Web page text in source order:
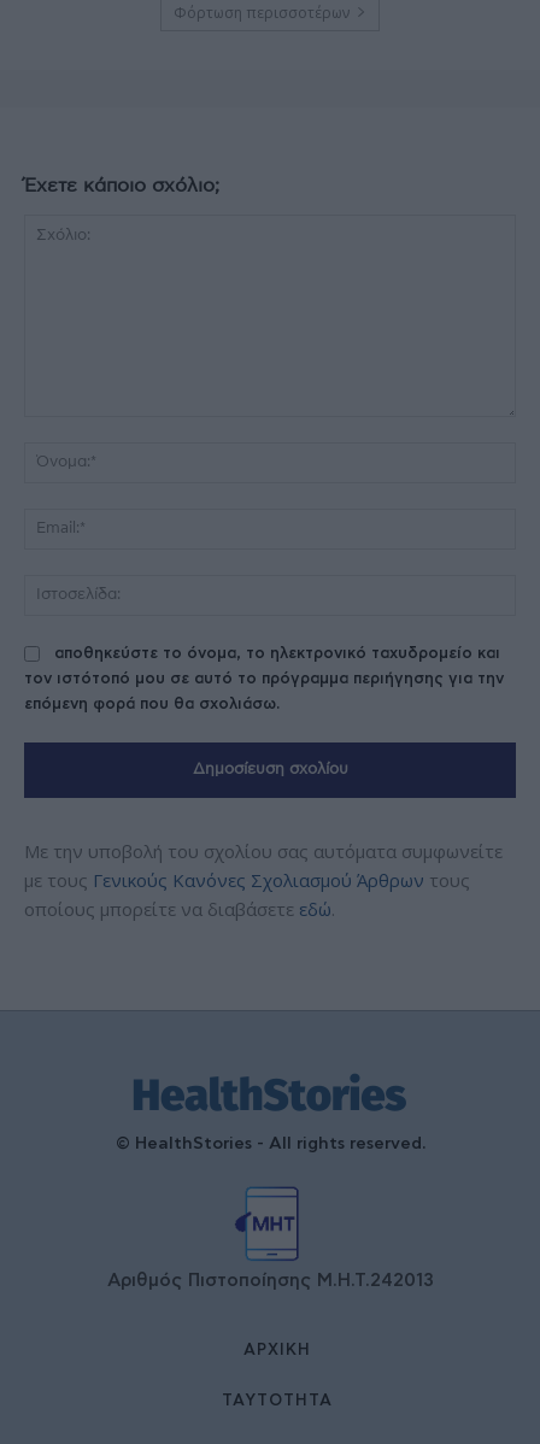
Φόρτωση περισσοτέρων
Έχετε κάποιο σχόλιο;
αποθηκεύστε το όνομα, το ηλεκτρονικό ταχυδρομείο και
τον ιστότοπό μου σε αυτό το πρόγραμμα περιήγησης για την
επόμενη φορά που θα σχολιάσω.
Με την υποβολή του σχολίου σας αυτόματα συμφωνείτε
με τους Γενικούς Κανόνες Σχολιασμού Άρθρων τους
οποίους μπορείτε να διαβάσετε εδώ.
© HealthStories - All rights reserved.
Αριθμός Πιστοποίησης Μ.Η.Τ.242013
ΑΡΧΙΚΉ
ΤΑΥΤΌΤΗΤΑ